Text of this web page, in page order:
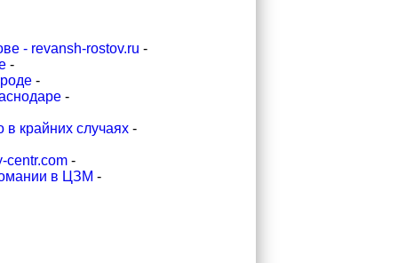
- revansh-rostov.ru -
-
-
-
в крайних случаях -
centr.com -
в ЦЗМ -